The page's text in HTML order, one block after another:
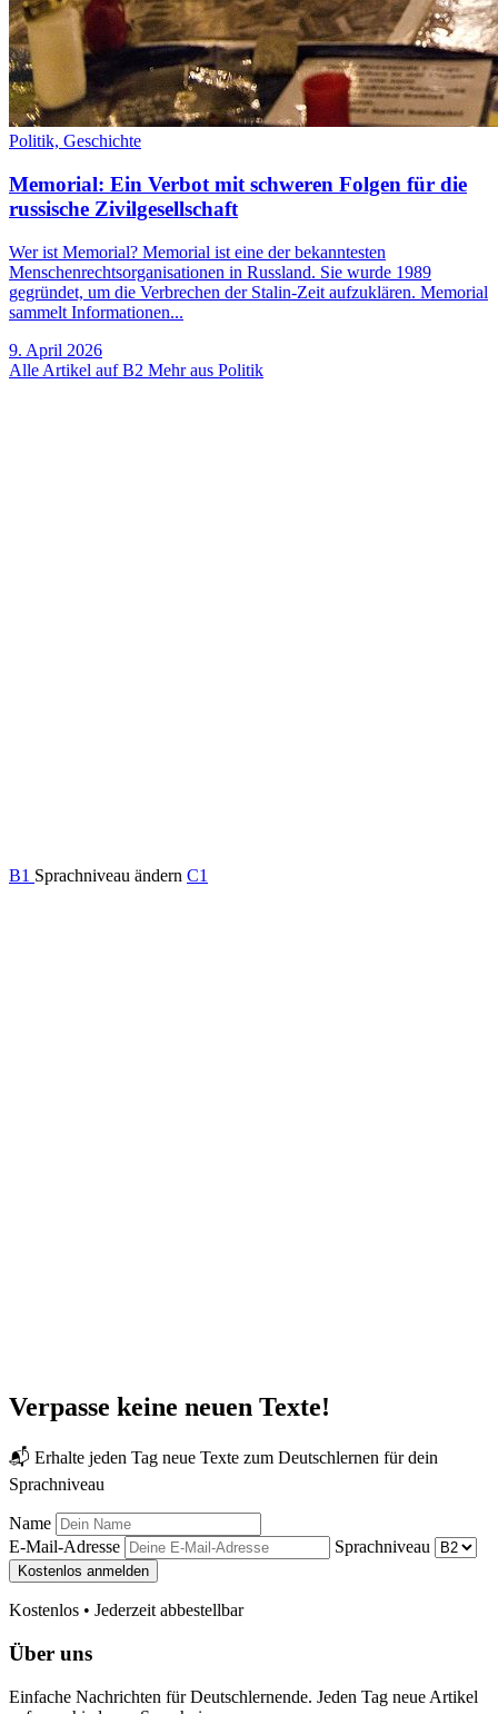
Politik, Geschichte
Memorial: Ein Verbot mit schweren Folgen für die
russische Zivilgesellschaft
Wer ist Memorial? Memorial ist eine der bekanntesten
Menschenrechtsorganisationen in Russland. Sie wurde 1989
gegründet, um die Verbrechen der Stalin-Zeit aufzuklären. Memorial
sammelt Informationen...
9. April 2026
Alle Artikel auf B2 Mehr aus Politik
B1 Sprachniveau ändern C1
Verpasse keine neuen Texte!
📬 Erhalte jeden Tag neue Texte zum Deutschlernen für dein
Sprachniveau
Name
E-Mail-Adresse
Sprachniveau
Kostenlos anmelden
Kostenlos • Jederzeit abbestellbar
Über uns
Einfache Nachrichten für Deutschlernende. Jeden Tag neue Artikel